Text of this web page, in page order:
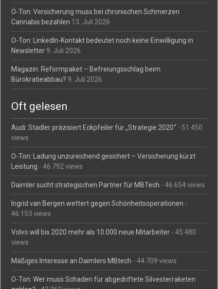
O-Ton: Versicherung muss bei chronischen Schmerzen
Cannabis bezahlen 13. Juli 2026
O-Ton: LinkedIn-Kontakt bedeutet noch keine Einwilligung in
Newsletter 9. Juli 2026
Magazin: Reformpaket – Befreiungsschlag beim
Bürokratieabbau? 9. Juli 2026
Oft gelesen
Audi: Stadler präzisiert Eckpfeiler für „Strategie 2020“ - 51.450
views
O-Ton: Ladung unzureichend gesichert – Versicherung kürzt
Leistung - 46.792 views
Daimler sucht strategischen Partner für MBTech - 46.654 views
Ingrid van Bergen wettert gegen Schönheitsoperationen -
46.153 views
Volvo will bis 2020 mehr als 10.000 neue Mitarbeiter - 45.480
views
Mäßiges Interesse an Daimlers MBtech - 44.709 views
O-Ton: Wer muss Schaden für abgedriftete Silvesterraketen